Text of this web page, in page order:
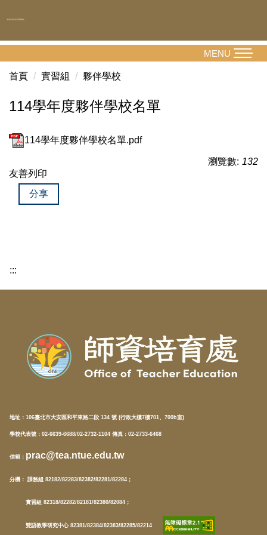
到
容
MENU
首頁 實習組 夥伴學校
114學年度夥伴學校名單
114學年度夥伴學校名單.pdf
瀏覽數: 132
友善列印
分享
:::
地址： 106臺北市大安區和平東路二段 134 號 (行政大樓7樓701、700b室)
學校代表號：02-6639-6688/02-2732-1104 傳真：02-2733-6468
信箱 ： prac@tea.ntue.edu.tw
分機 ： 課務組 82182/82283/82382/82281/82284；
實習組 82318/82282/82181/82380/82084；
雙語教學研究中心 82381/82384/82383/82285/82214